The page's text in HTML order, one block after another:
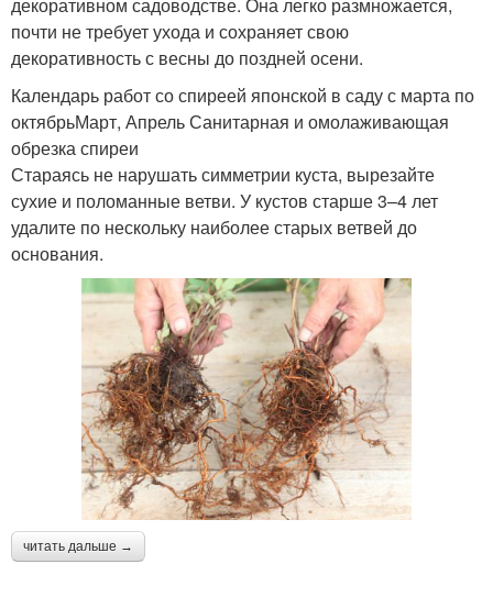
почти не требует ухода и сохраняет свою
декоративность с весны до поздней осени.
Календарь работ со спиреей японской в саду с марта по
октябрьМарт, Апрель Санитарная и омолаживающая
обрезка спиреи
Стараясь не нарушать симметрии куста, вырезайте
сухие и поломанные ветви. У кустов старше 3–4 лет
удалите по нескольку наиболее старых ветвей до
основания.
читать дальше →